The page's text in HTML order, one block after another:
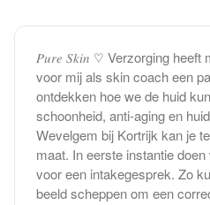
𝑃𝑢𝑟𝑒 𝑆𝑘𝑖𝑛 ♡ Verzorging heeft
voor mij als skin coach een
ontdekken hoe we de huid
schoonheid, anti-aging en
Wevelgem bij Kortrijk kan je
maat. In eerste instantie
voor een intakegesprek. Zo
beeld scheppen om een